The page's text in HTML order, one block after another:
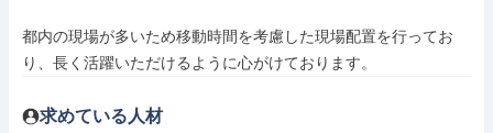
都内の現場が多いため移動時間を考慮した現場配置を行ってお
り、長く活躍いただけるように心がけております。
求めている人材